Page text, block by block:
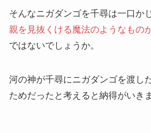
そんなニガダンゴを千尋は一口か
親を見抜くける魔法のようなもの
ではないでしょうか。
河の神が千尋にニガダンゴを渡し
ためだったと考えると納得がいき